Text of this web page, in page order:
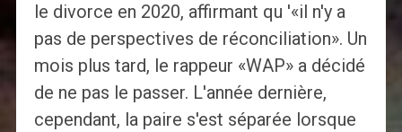
le divorce en 2020, affirmant qu '«il n'y a
pas de perspectives de réconciliation». Un
mois plus tard, le rappeur «WAP» a décidé
de ne pas le passer. L'année dernière,
cependant, la paire s'est séparée lorsque